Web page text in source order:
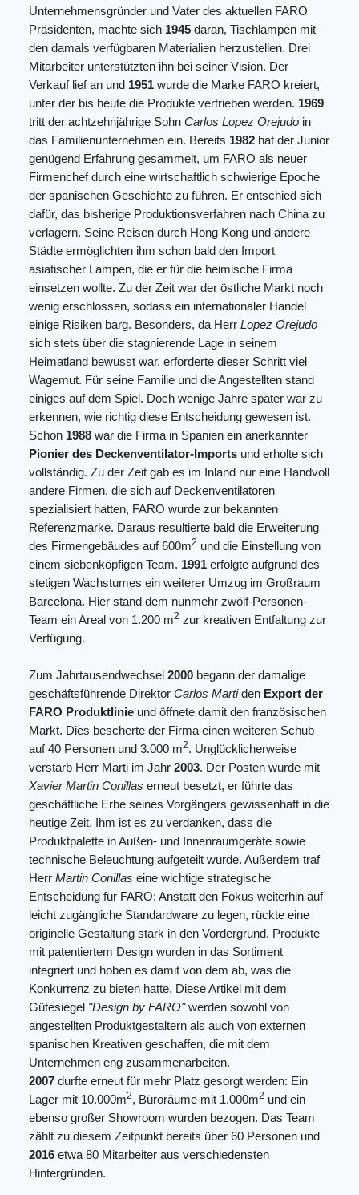
Unternehmensgründer und Vater des aktuellen FARO
Präsidenten, machte sich 1945 daran, Tischlampen mit
den damals verfügbaren Materialien herzustellen. Drei
Mitarbeiter unterstützten ihn bei seiner Vision. Der
Verkauf lief an und 1951 wurde die Marke FARO kreiert,
unter der bis heute die Produkte vertrieben werden. 1969
tritt der achtzehnjährige Sohn Carlos Lopez Orejudo in
das Familienunternehmen ein. Bereits 1982 hat der Junior
genügend Erfahrung gesammelt, um FARO als neuer
Firmenchef durch eine wirtschaftlich schwierige Epoche
der spanischen Geschichte zu führen. Er entschied sich
dafür, das bisherige Produktionsverfahren nach China zu
verlagern. Seine Reisen durch Hong Kong und andere
Städte ermöglichten ihm schon bald den Import
asiatischer Lampen, die er für die heimische Firma
einsetzen wollte. Zu der Zeit war der östliche Markt noch
wenig erschlossen, sodass ein internationaler Handel
einige Risiken barg. Besonders, da Herr Lopez Orejudo
sich stets über die stagnierende Lage in seinem
Heimatland bewusst war, erforderte dieser Schritt viel
Wagemut. Für seine Familie und die Angestellten stand
einiges auf dem Spiel. Doch wenige Jahre später war zu
erkennen, wie richtig diese Entscheidung gewesen ist.
Schon 1988 war die Firma in Spanien ein anerkannter
Pionier des Deckenventilator-Imports und erholte sich
vollständig. Zu der Zeit gab es im Inland nur eine Handvoll
andere Firmen, die sich auf Deckenventilatoren
spezialisiert hatten, FARO wurde zur bekannten
Referenzmarke. Daraus resultierte bald die Erweiterung
des Firmengebäudes auf 600m2 und die Einstellung von
einem siebenköpfigen Team. 1991 erfolgte aufgrund des
stetigen Wachstumes ein weiterer Umzug im Großraum
Barcelona. Hier stand dem nunmehr zwölf-Personen-
Team ein Areal von 1.200 m2 zur kreativen Entfaltung zur
Verfügung.
Zum Jahrtausendwechsel 2000 begann der damalige
geschäftsführende Direktor Carlos Martiden Export der
FARO Produktlinie und öffnete damit den französischen
Markt. Dies bescherte der Firma einen weiteren Schub
auf 40 Personen und 3.000 m2. Unglücklicherweise
verstarb Herr Marti im Jahr 2003. Der Posten wurde mit
Xavier Martin Conillas erneut besetzt, er führte das
geschäftliche Erbe seines Vorgängers gewissenhaft in die
heutige Zeit. Ihm ist es zu verdanken, dass die
Produktpalette in Außen- und Innenraumgeräte sowie
technische Beleuchtung aufgeteilt wurde. Außerdem traf
Herr Martin Conillas eine wichtige strategische
Entscheidung für FARO: Anstatt den Fokus weiterhin auf
leicht zugängliche Standardware zu legen, rückte eine
originelle Gestaltung stark in den Vordergrund. Produkte
mit patentiertem Design wurden in das Sortiment
integriert und hoben es damit von dem ab, was die
Konkurrenz zu bieten hatte. Diese Artikel mit dem
Gütesiegel "Design by FARO"werden sowohl von
angestellten Produktgestaltern als auch von externen
spanischen Kreativen geschaffen, die mit dem
Unternehmen eng zusammenarbeiten.
2007 durfte erneut für mehr Platz gesorgt werden: Ein
Lager mit 10.000m2, Büroräume mit 1.000m2 und ein
ebenso großer Showroom wurden bezogen. Das Team
zählt zu diesem Zeitpunkt bereits über 60 Personen und
2016 etwa 80 Mitarbeiter aus verschiedensten
Hintergründen.